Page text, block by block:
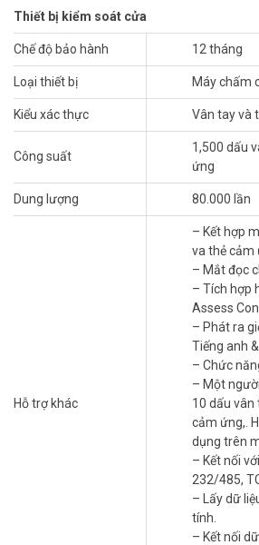
Máy chấm công vân tay RONALD JACK
1.500 dấu vân tay, 5.000 thẻ cảm ứng.
máy 80.000 sự kiện chấm công.
RONALD JACK
chọn hàng đầu bởi đặc tính ưu việt và độ
sử dụng tại các công xưởng, các khu
nhiều mô hình doanh nghiệp từ lớn đến nhỏ.
Thiết bị kiểm soát cửa
Chế độ bảo hành 12 tháng
Loại thiết bị Máy chấm
Kiểu xác thực Vân tay và
Công suất
1,500 dấu
ứng
Dung lượng 80.000 lần
Hỗ trợ khác
– Kết hợp
va thẻ cảm
– Mắt đọc
– Tích hợp
Assess
– Phát ra
Tiếng anh
– Chức
– Một
10 dấu vân
cảm ứng,.
dụng trên
– Kết nối
232/485,
– Lấy dữ
tính.
– Kết nối